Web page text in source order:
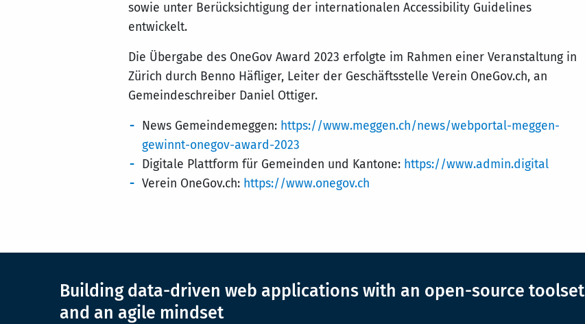
sowie unter Berücksichtigung der internationalen Accessibility Guidelines
entwickelt.
Die Übergabe des OneGov Award 2023 erfolgte im Rahmen einer Veranstaltung in
Zürich durch Benno Häfliger, Leiter der Geschäftsstelle Verein OneGov.ch, an
Gemeindeschreiber Daniel Ottiger.
News Gemeindemeggen: https://www.meggen.ch/news/webportal-meggen-
gewinnt-onegov-award-2023
Digitale Plattform für Gemeinden und Kantone: https://www.admin.digital
Verein OneGov.ch: https://www.onegov.ch
Building data-driven web applications with an open-source toolset
and an agile mindset